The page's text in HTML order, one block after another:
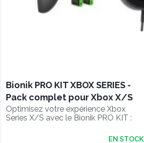
Bionik PRO KIT XBOX SERIES -
Pack complet pour Xbox X/S
Optimisez votre expérience Xbox
Series X/S avec le Bionik PRO KIT :
batteries rechargeables et câble USB-
EN STOCK